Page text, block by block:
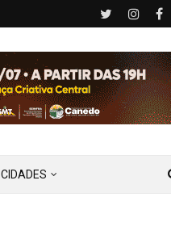
CIDADES